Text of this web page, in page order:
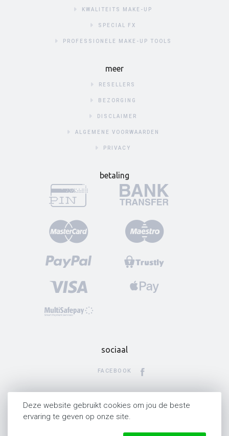
KWALITEITS MAKE-UP
SPECIAL FX
PROFESSIONELE MAKE-UP TOOLS
meer
RESELLERS
BEZORGING
DISCLAIMER
ALGEMENE VOORWAARDEN
PRIVACY
betaling
sociaal
FACEBOOK
Deze website gebruikt cookies om jou de beste
ervaring te geven op onze site.